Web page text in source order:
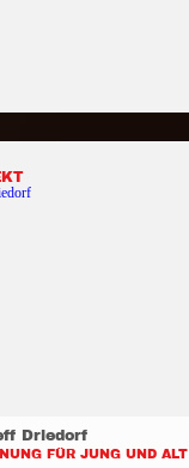
Driedorf
FÜR JUNG UND ALT